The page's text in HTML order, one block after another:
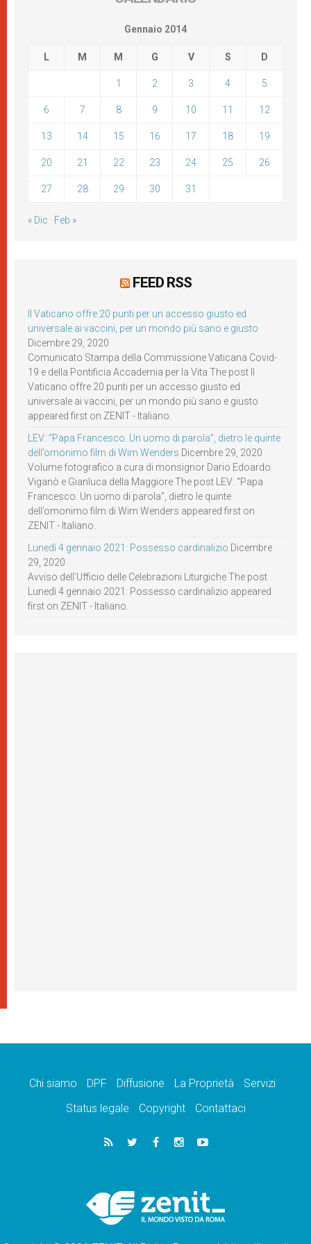
Gennaio 2014
L M M G V S D
1 2 3 4 5
6 7 8 9 10 11 12
13 14 15 16 17 18 19
20 21 22 23 24 25 26
27 28 29 30 31
« Dic Feb »
FEED RSS
Il Vaticano offre 20 punti per un accesso giusto ed
universale ai vaccini, per un mondo più sano e giusto
Dicembre 29, 2020
Comunicato Stampa della Commissione Vaticana Covid-
19 e della Pontificia Accademia per la Vita The post Il
Vaticano offre 20 punti per un accesso giusto ed
universale ai vaccini, per un mondo più sano e giusto
appeared first on ZENIT - Italiano.
LEV: “Papa Francesco. Un uomo di parola”, dietro le quinte
dell’omonimo film di Wim Wenders Dicembre 29, 2020
Volume fotografico a cura di monsignor Dario Edoardo
Viganò e Gianluca della Maggiore The post LEV: “Papa
Francesco. Un uomo di parola”, dietro le quinte
dell’omonimo film di Wim Wenders appeared first on
ZENIT - Italiano.
Lunedì 4 gennaio 2021: Possesso cardinalizio Dicembre
29, 2020
Avviso dell’Ufficio delle Celebrazioni Liturgiche The post
Lunedì 4 gennaio 2021: Possesso cardinalizio appeared
first on ZENIT - Italiano.
Chi siamo DPF Diffusione La Proprietà
Servizi
Status legale
Copyright Contattaci